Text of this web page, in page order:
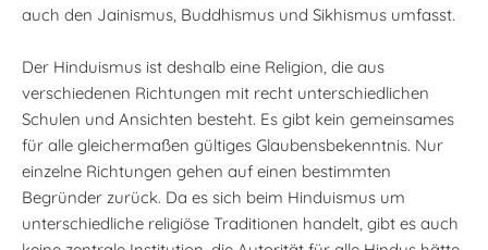
auch den Jainismus, Buddhismus und Sikhismus umfasst.
Der Hinduismus ist deshalb eine Religion, die aus
verschiedenen Richtungen mit recht unterschiedlichen
Schulen und Ansichten besteht. Es gibt kein gemeinsames
für alle gleichermaßen gültiges Glaubensbekenntnis. Nur
einzelne Richtungen gehen auf einen bestimmten
Begründer zurück. Da es sich beim Hinduismus um
unterschiedliche religiöse Traditionen handelt, gibt es auch